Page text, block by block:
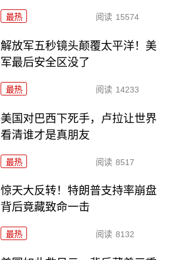
最热 阅读 15574
解放军五秒镜头颠覆太平洋！美
军最后安全区没了
最热 阅读 14233
美国对巴西下死手，卢拉让世界
看清谁才是真朋友
最热 阅读 8517
惊天大反转！特朗普支持率崩盘
背后竟藏致命一击
最热 阅读 8132